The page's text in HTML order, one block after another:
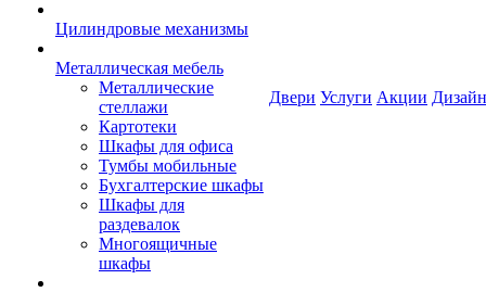
Цилиндровые механизмы
Металлическая мебель
Металлические
стеллажи
Картотеки
Шкафы для офиса
Тумбы мобильные
Бухгалтерские шкафы
Шкафы для
раздевалок
Многоящичные
шкафы
Двери Услуги Акции